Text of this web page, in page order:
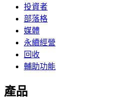
投資者
部落格
媒體
永續經營
回收
輔助功能
產品